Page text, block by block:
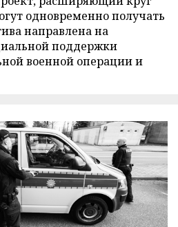
одновременно получать
направлена на
поддержки
военной операции и